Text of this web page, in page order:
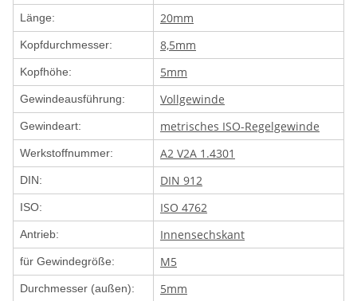
Länge: 20mm
Kopfdurchmesser: 8,5mm
Kopfhöhe: 5mm
Gewindeausführung: Vollgewinde
Gewindeart: metrisches ISO-Regelgewinde
Werkstoffnummer: A2 V2A 1.4301
DIN: DIN 912
ISO: ISO 4762
Antrieb: Innensechskant
für Gewindegröße: M5
Durchmesser (außen): 5mm